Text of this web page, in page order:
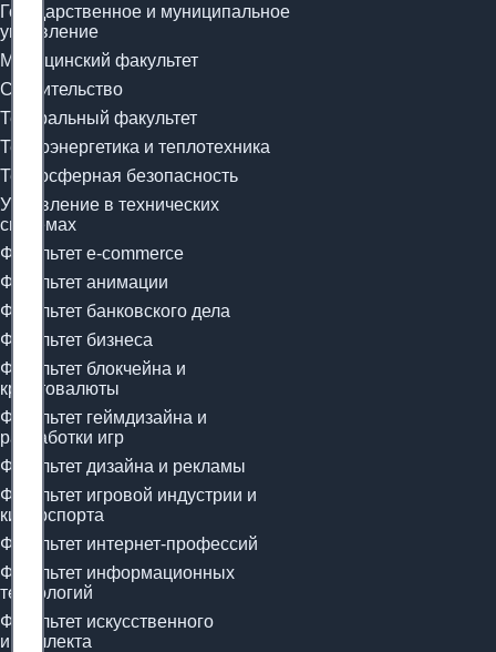
Государственное и муниципальное
управление
Медицинский факультет
Строительство
Театральный факультет
Теплоэнергетика и теплотехника
Техносферная безопасность
Управление в технических
системах
Факультет e-commerce
Факультет анимации
Факультет банковского дела
Факультет бизнеса
Факультет блокчейна и
криптовалюты
Факультет геймдизайна и
разработки игр
Факультет дизайна и рекламы
Факультет игровой индустрии и
киберспорта
Факультет интернет-профессий
Факультет информационных
технологий
Факультет искусственного
интеллекта